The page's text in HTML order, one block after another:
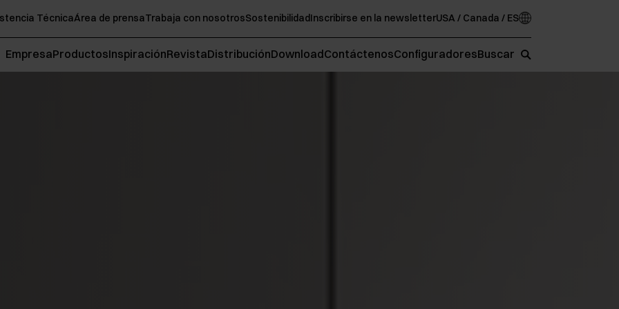
TécnicaÁrea de prensaTrabaja con nosotrosSostenibilidadInscribirse en la newsletterUSA / Canada / ES
EmpresaProductosInspiraciónRevistaDistribuciónDownloadContáctenosConfiguradoresBuscar